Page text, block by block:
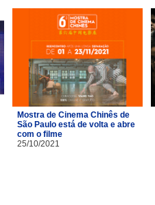
Mostra de Cinema Chinês de
São Paulo está de volta e abre
com o filme
25/10/2021